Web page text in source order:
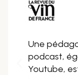
Une
podcast,
Youtube,